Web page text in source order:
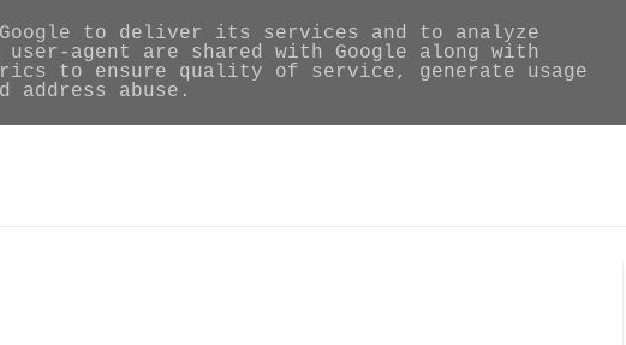
to deliver its services and to analyze
agent are shared with Google along with
to ensure quality of service, generate usage
abuse.